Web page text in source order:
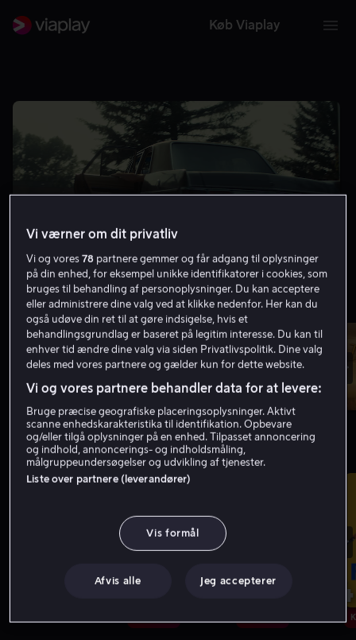
Køb Viaplay
Mindst 8.0 på IMDb Vis flere
Topliste: Film Vis flere
2 3 4
Vi værner om dit privatliv
Vi og vores78 partnere gemmer og får adgang til oplysninger
på din enhed, for eksempel unikke identifikatorer i cookies, som
bruges til behandling af personoplysninger. Du kan acceptere
eller administrere dine valg ved at klikke nedenfor. Her kan du
også udøve din ret til at gøre indsigelse, hvis et
behandlingsgrundlag er baseret på legitim interesse. Du kan til
enhver tid ændre dine valg via siden Privatlivspolitik. Dine valg
deles med vores partnere og gælder kun for dette website.
Vi og vores partnere behandler data for at levere:
Bruge præcise geografiske placeringsoplysninger. Aktivt
scanne enhedskarakteristika til identifikation. Opbevare
og/eller tilgå oplysninger på en enhed. Tilpasset annoncering
og indhold, annoncerings- og indholdsmåling,
målgruppeundersøgelser og udvikling af tjenester.
Liste over partnere (leverandører)
Vis formål
Afvis alle Jeg accepterer